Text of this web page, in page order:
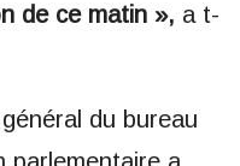
de ce matin », a t-
du bureau